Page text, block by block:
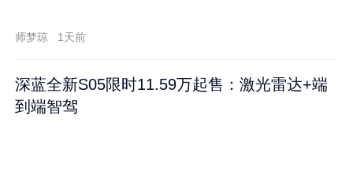
师梦琼 1天前
深蓝全新S05限时11.59万起售：激光雷达+端
到端智驾